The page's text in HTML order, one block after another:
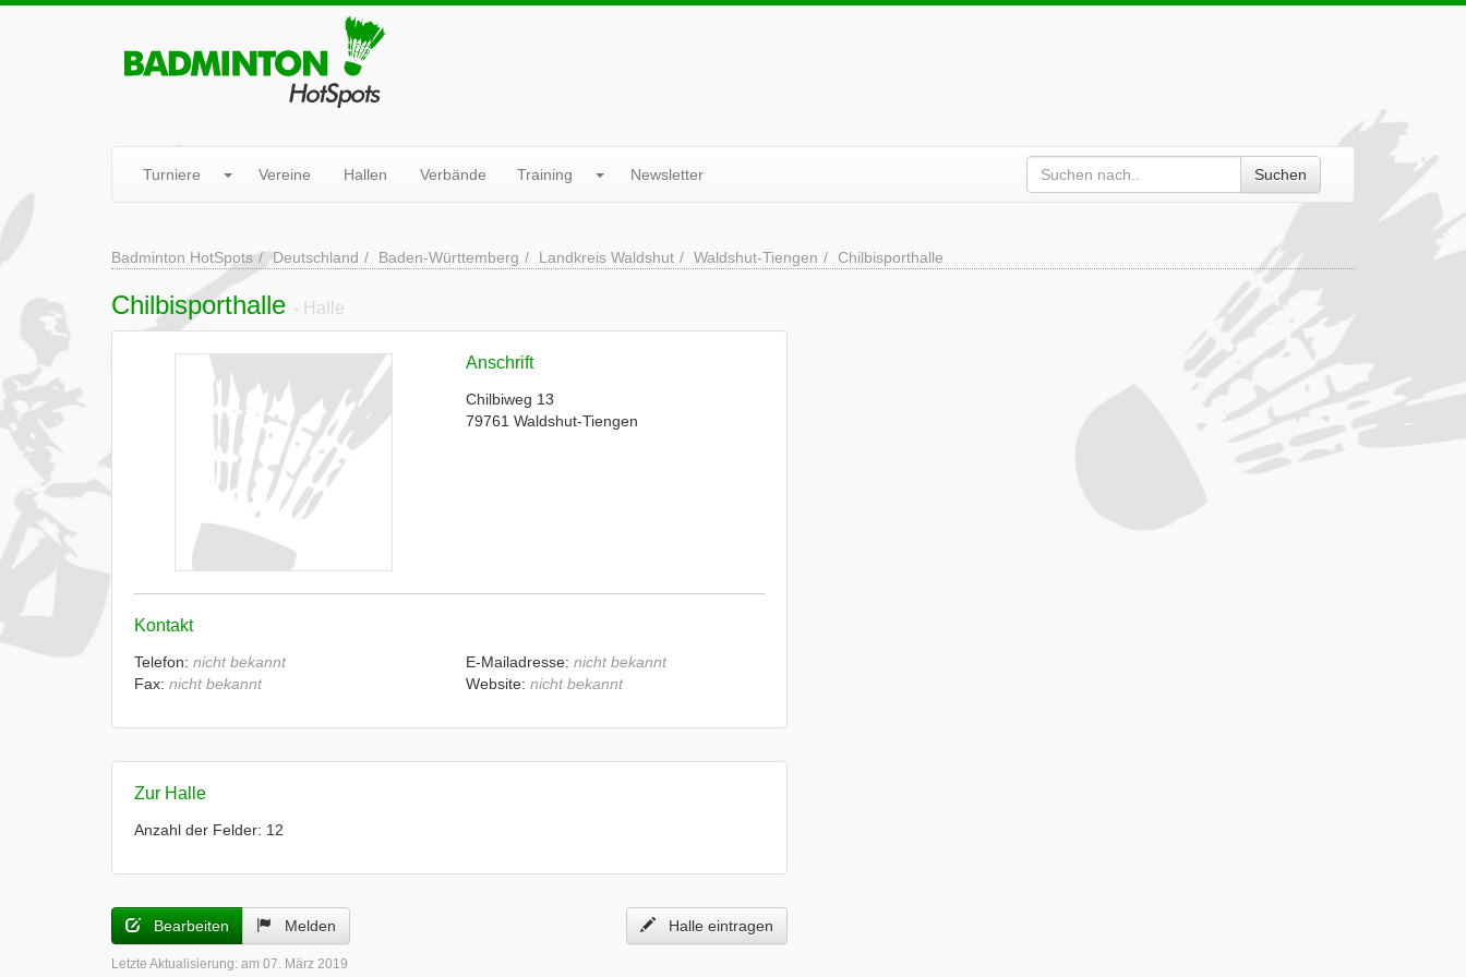
Turniere Vereine Hallen Verbände Training Newsletter Suchen
Badminton HotSpots Deutschland Baden-Württemberg Landkreis Waldshut Waldshut-Tiengen Chilbisporthalle
Chilbisporthalle - Halle
Anschrift
Chilbiweg 13
79761 Waldshut-Tiengen
Kontakt
Telefon: nicht bekannt
Fax: nicht bekannt
E-Mailadresse: nicht bekannt
Website: nicht bekannt
Zur Halle
Anzahl der Felder: 12
Bearbeiten Melden Halle eintragen
Letzte Aktualisierung: am 07. März 2019